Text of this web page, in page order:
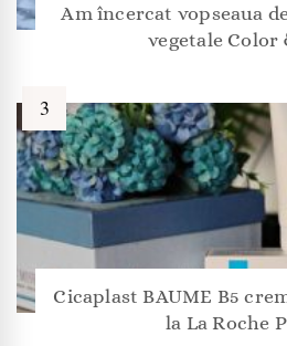
Am încercat vopseaua
vegetale Color
Cicaplast BAUME B5
la La Roche